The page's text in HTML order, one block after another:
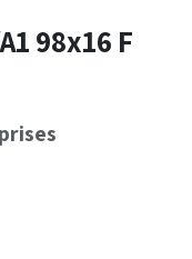
98x16 F